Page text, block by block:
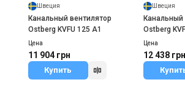
Швеция
Канальный вентилятор
Ostberg KVFU 125 A1
Цена
11 904 грн
Купить
Швеция
Канальный
Ostberg
Цена
12 438 грн